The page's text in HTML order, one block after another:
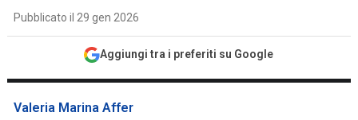
Pubblicato il 29 gen 2026
Aggiungi tra i preferiti su Google
Valeria Marina Affer